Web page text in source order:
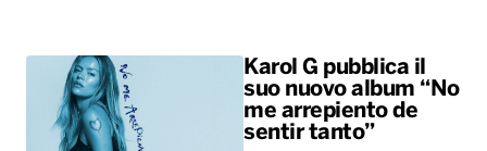
Karol G pubblica il
suo nuovo album “No
me arrepiento de
sentir tanto”